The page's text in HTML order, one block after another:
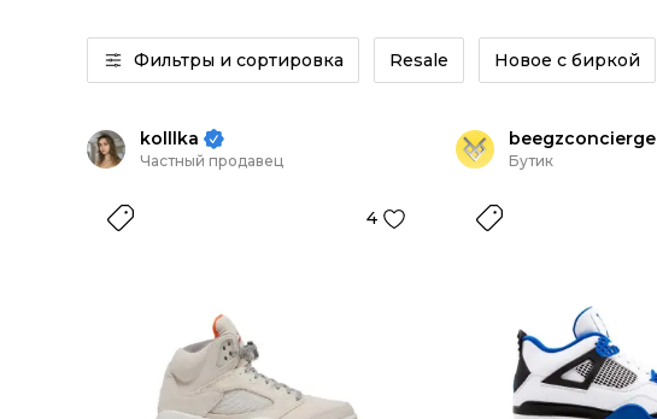
Фильтры и сортировка Resale Новое с биркой
kolllka
Частный продавец
4
beegzconcierge
Бутик